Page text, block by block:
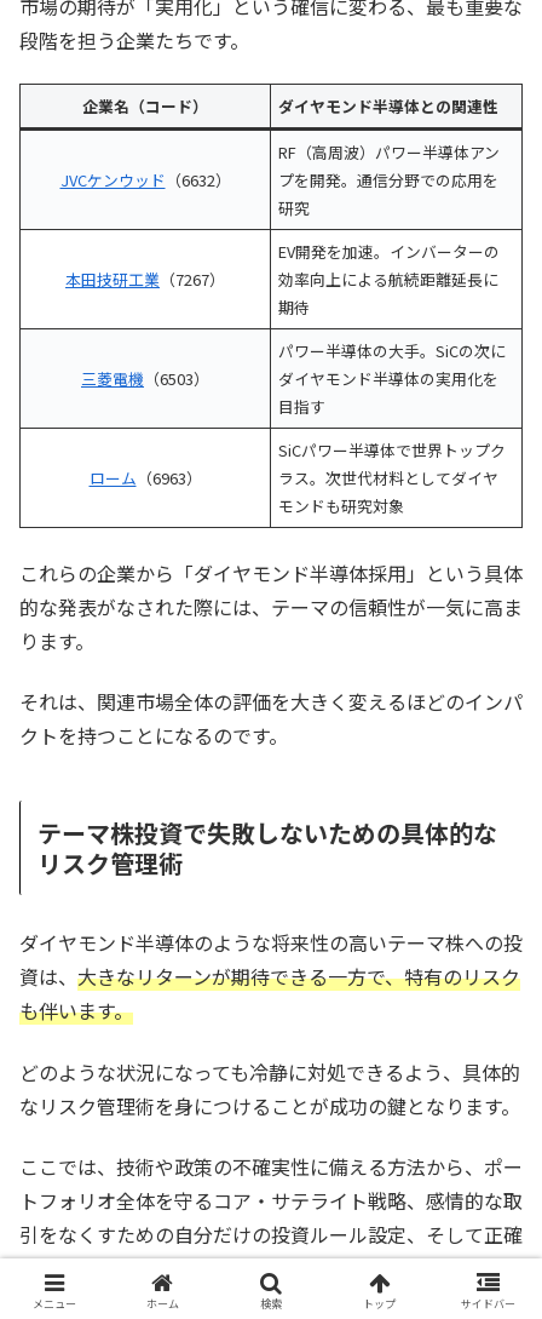
段階を担う企業たちです。
企業名（コード） ダイヤモンド半導体との関連性
JVCケンウッド （6632）
RF（高周波）パワー半導体アン
プを開発。通信分野での応用を
研究
本田技研工業 （7267）
EV開発を加速。インバーターの
効率向上による航続距離延長に
期待
三菱電機 （6503）
パワー半導体の大手。SiCの次に
ダイヤモンド半導体の実用化を
目指す
ローム （6963）
SiCパワー半導体で世界トップク
ラス。次世代材料としてダイヤ
モンドも研究対象
これらの企業から「ダイヤモンド半導体採用」という具体
的な発表がなされた際には、テーマの信頼性が一気に高ま
ります。
それは、関連市場全体の評価を大きく変えるほどのインパ
クトを持つことになるのです。
テーマ株投資で失敗しないための具体的な
リスク管理術
ダイヤモンド半導体のような将来性の高いテーマ株への投
資は、 大きなリターンが期待できる一方で、特有のリスク
も伴います。
どのような状況になっても冷静に対処できるよう、具体的
なリスク管理術を身につけることが成功の鍵となります。
ここでは、技術や政策の不確実性に備える方法から、ポー
トフォリオ全体を守るコア・サテライト戦略、感情的な取
引をなくすための自分だけの投資ルール設定、そして正確
な判断の土台となる一次情報の収集先まで、具体的な手法
を解説します。
メニュー ホーム 検索 トップ サイドバー